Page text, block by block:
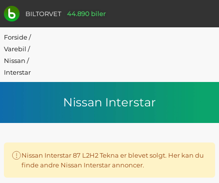
BILTORVET 44.890 biler
Forside/
Varebil /
Nissan /
Interstar
Nissan Interstar
Nissan Interstar 87 L2H2 Tekna er blevet solgt. Her kan du
finde andre Nissan Interstar annoncer.